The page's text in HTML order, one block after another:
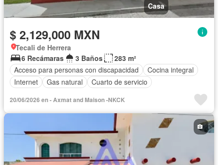
Casa
$ 2,129,000 MXN
Tecali de Herrera
6 Recámaras
3 Baños
283 m²
Acceso para personas con discapacidad
Cocina integral
Internet
Gas natural Cuarto de servicio
20/06/2026 en - Axmat and Maison -NKCK